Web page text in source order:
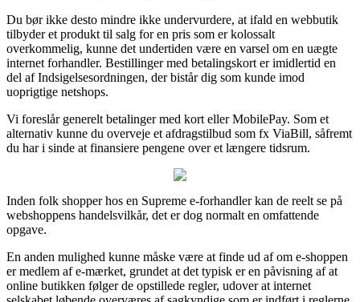
Du bør ikke desto mindre ikke undervurdere, at ifald en webbutik
tilbyder et produkt til salg for en pris som er kolossalt
overkommelig, kunne det undertiden være en varsel om en uægte
internet forhandler. Bestillinger med betalingskort er imidlertid en
del af Indsigelsesordningen, der bistår dig som kunde imod
uoprigtige netshops.
Vi foreslår generelt betalinger med kort eller MobilePay. Som et
alternativ kunne du overveje et afdragstilbud som fx ViaBill, såfremt
du har i sinde at finansiere pengene over et længere tidsrum.
Inden folk shopper hos en Supreme e-forhandler kan de reelt se på
webshoppens handelsvilkår, det er dog normalt en omfattende
opgave.
En anden mulighed kunne måske være at finde ud af om e-shoppen
er medlem af e-mærket, grundet at det typisk er en påvisning af at
online butikken følger de opstillede regler, udover at internet